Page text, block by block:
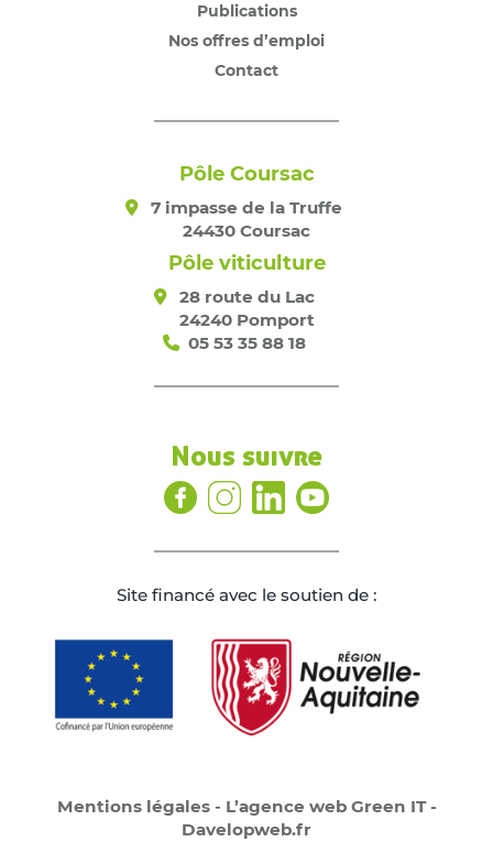
Publications
Nos offres d’emploi
Contact
Pôle Coursac
7 impasse de la Truffe
24430 Coursac
Pôle viticulture
28 route du Lac
24240 Pomport
05 53 35 88 18
Nous suivre
Site ﬁnancé avec le soutien de :
Mentions légales- L’agence web Green IT -
Davelopweb.fr